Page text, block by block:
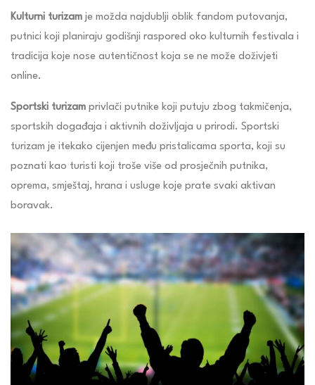
Kulturni turizam je možda najdublji oblik fandom putovanja,
putnici koji planiraju godišnji raspored oko kulturnih festivala i
tradicija koje nose autentičnost koja se ne može doživjeti
online.
Sportski turizam privlači putnike koji putuju zbog takmičenja,
sportskih događaja i aktivnih doživljaja u prirodi. Sportski
turizam je itekako cijenjen među pristalicama sporta, koji su
poznati kao turisti koji troše više od prosječnih putnika,
oprema, smještaj, hrana i usluge koje prate svaki aktivan
boravak.